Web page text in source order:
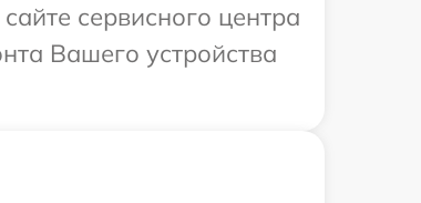
сервисного центра
Вашего устройства